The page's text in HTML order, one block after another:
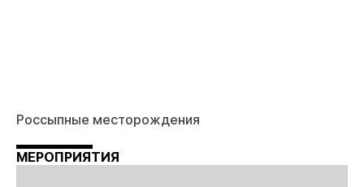
Россыпные месторождения
МЕРОПРИЯТИЯ